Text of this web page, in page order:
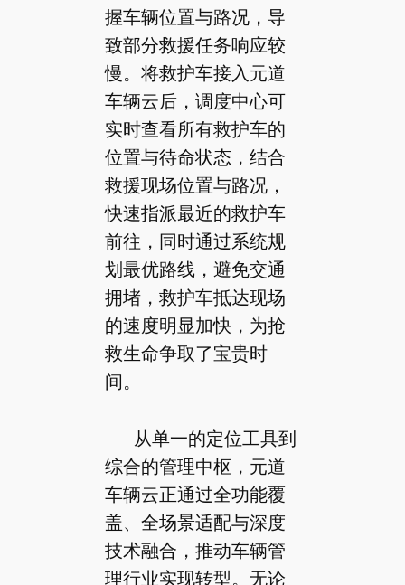
握车辆位置与路况，导
致部分救援任务响应较
慢。将救护车接入元道
车辆云后，调度中心可
实时查看所有救护车的
位置与待命状态，结合
救援现场位置与路况，
快速指派最近的救护车
前往，同时通过系统规
划最优路线，避免交通
拥堵，救护车抵达现场
的速度明显加快，为抢
救生命争取了宝贵时
间。
从单一的定位工具到
综合的管理中枢，元道
车辆云正通过全功能覆
盖、全场景适配与深度
技术融合，推动车辆管
理行业实现转型。无论